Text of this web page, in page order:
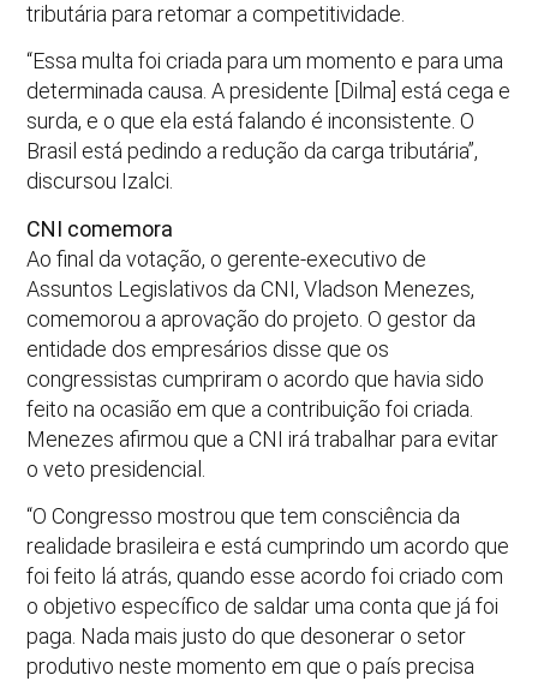
tributária para retomar a competitividade.
“Essa multa foi criada para um momento e para uma
determinada causa. A presidente [Dilma] está cega e
surda, e o que ela está falando é inconsistente. O
Brasil está pedindo a redução da carga tributária”,
discursou Izalci.
CNI comemora
Ao final da votação, o gerente-executivo de
Assuntos Legislativos da CNI, Vladson Menezes,
comemorou a aprovação do projeto. O gestor da
entidade dos empresários disse que os
congressistas cumpriram o acordo que havia sido
feito na ocasião em que a contribuição foi criada.
Menezes afirmou que a CNI irá trabalhar para evitar
o veto presidencial.
“O Congresso mostrou que tem consciência da
realidade brasileira e está cumprindo um acordo que
foi feito lá atrás, quando esse acordo foi criado com
o objetivo específico de saldar uma conta que já foi
paga. Nada mais justo do que desonerar o setor
produtivo neste momento em que o país precisa